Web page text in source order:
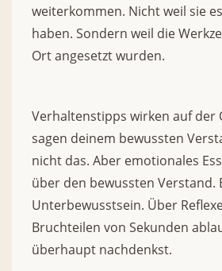
weiterkommen. Nicht weil sie
haben. Sondern weil die
Ort angesetzt wurden.
Verhaltenstipps wirken auf der
sagen deinem bewussten
nicht das. Aber emotionales
über den bewussten Verstand.
Unterbewusstsein. Über
Bruchteilen von Sekunden
überhaupt nachdenkst.